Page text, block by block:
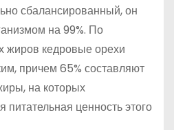
сбалансированный, он
на 99%. По
жиров кедровые орехи
причем 65% составляют
на которых
ценность этого